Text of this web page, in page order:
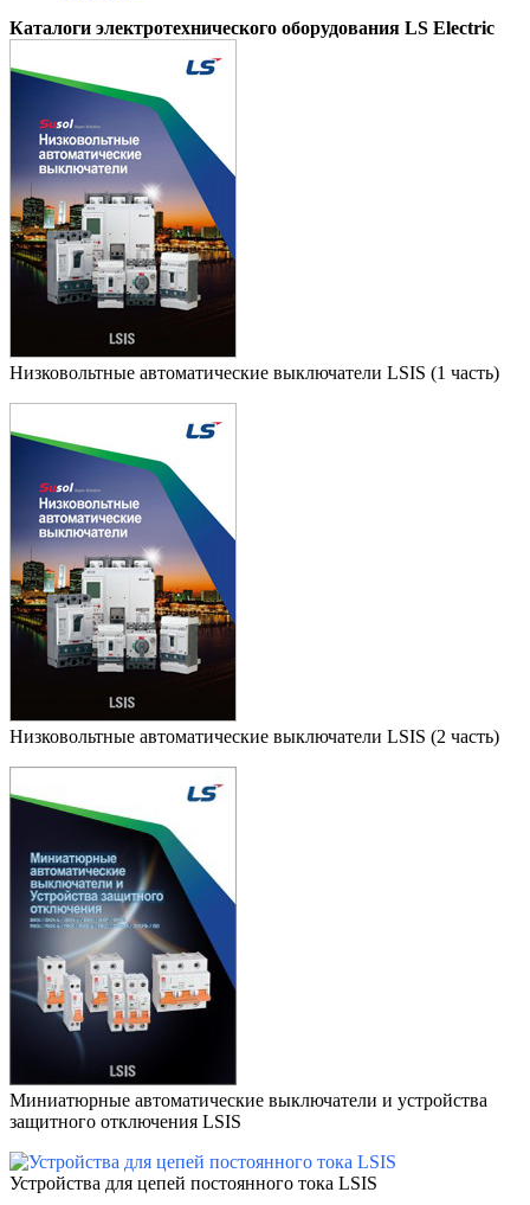
Каталоги электротехнического оборудования LS Electric
Низковольтные автоматические выключатели LSIS (1 часть)
Низковольтные автоматические выключатели LSIS (2 часть)
Миниатюрные автоматические выключатели и устройства
защитного отключения LSIS
Устройства для цепей постоянного тока LSIS